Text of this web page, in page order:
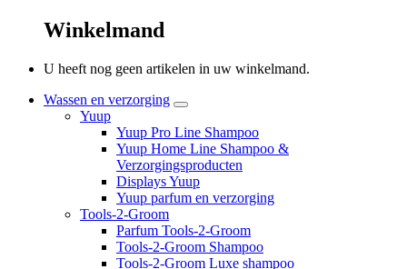
Winkelmand
U heeft nog geen artikelen in uw winkelmand.
Wassen en verzorging
Yuup
Yuup Pro Line Shampoo
Yuup Home Line Shampoo &
Verzorgingsproducten
Displays Yuup
Yuup parfum en verzorging
Tools-2-Groom
Parfum Tools-2-Groom
Tools-2-Groom Shampoo
Tools-2-Groom Luxe shampoo